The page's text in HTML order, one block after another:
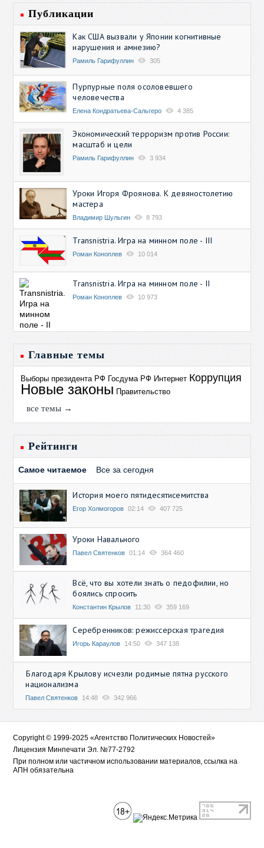
Публикации
Как США вызвали у Японии когнитивные
нарушения и амнезию?
Рамиль Гарифуллин 305
Пурпурные поля осоловевшего
человечества
Елена Кондратьева-Сальгеро 4 385
Экономический терроризм против России:
масштаб и цели
Рамиль Гарифуллин 3 934
Уроки Игоря Фроянова. К девяностолетию
мастера
Владимир Шульгин 8 793
Transnistria. Игра на минном поле - III
Роман Коноплев 10 014
Transnistria. Игра на минном поле - II
Роман Коноплев 10 973
Главные темы
Выборы президента РФ Госдума РФ Интернет Коррупция
Новые законы Правительство
все темы →
Рейтинги
Самое читаемое Все за сегодня
История моего пятидесятисемитства
Егор Холмогоров 02:14 407 725
Уроки Навального
Павел Святенков 01:14 364 460
Всё, что вы хотели знать о педофилии, но
боялись спросить
Константин Крылов 11:30 359 169
Серебренников: режиссерская трагедия
Игорь Караулов 14:50 347 138
Благодаря Крылову исчезли родимые пятна русского
национализма
Павел Святенков 14:48 342 966
Copyright © 1999-2025 «Агентство Политических Новостей»
Лицензия Минпечати Эл. №77-2792
При полном или частичном использовании материалов, ссылка на
АПН обязательна